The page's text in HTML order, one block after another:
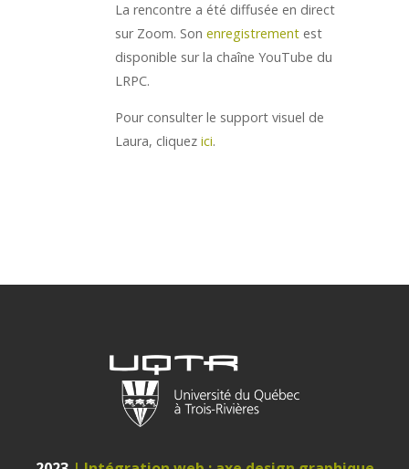
La rencontre a été diffusée en direct
sur Zoom. Sonenregistrement est
disponible sur la chaîne YouTube du
LRPC.
Pour consulter le support visuel de
Laura, cliquezici.